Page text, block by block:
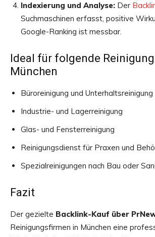
Indexierung und Analyse: Der
Suchmaschinen erfasst, positive
Google-Ranking ist messbar.
Ideal für folgende
München
Büroreinigung und Unterhaltsreinigung
Industrie- und Lagerreinigung
Glas- und Fensterreinigung
Reinigungsdienst für Praxen und
Spezialreinigungen nach Bau oder
Fazit
Der gezielte Backlink-Kauf über
Reinigungsfirmen in München eine